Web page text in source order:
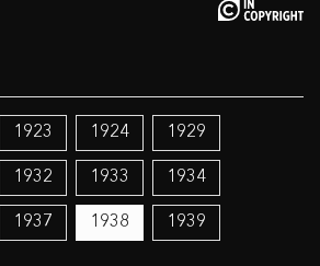
1923 1924 1929
1932 1933 1934
1937 1938 1939